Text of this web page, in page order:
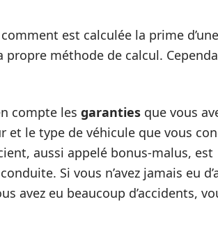
est calculée la prime d’une
propre méthode de calcul.
compte les garanties que vous
le type de véhicule que vous
aussi appelé bonus-malus, est
Si vous n’avez jamais eu
avez eu beaucoup d’accidents,